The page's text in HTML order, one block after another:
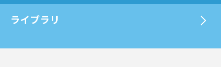
ライブラリ